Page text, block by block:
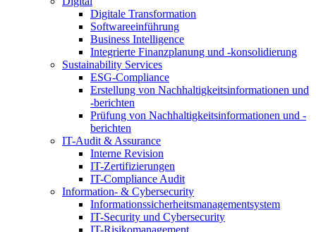
Digitale Transformation
Softwareeinführung
Business Intelligence
Integrierte Finanzplanung und -konsolidierung
Sustainability Services
ESG-Compliance
Erstellung von Nachhaltigkeitsinformationen und
-berichten
Prüfung von Nachhaltigkeitsinformationen und -
berichten
IT-Audit & Assurance
Interne Revision
IT-Zertifizierungen
IT-Compliance Audit
Information- & Cybersecurity
Informationssicherheitsmanagementsystem
IT-Security und Cybersecurity